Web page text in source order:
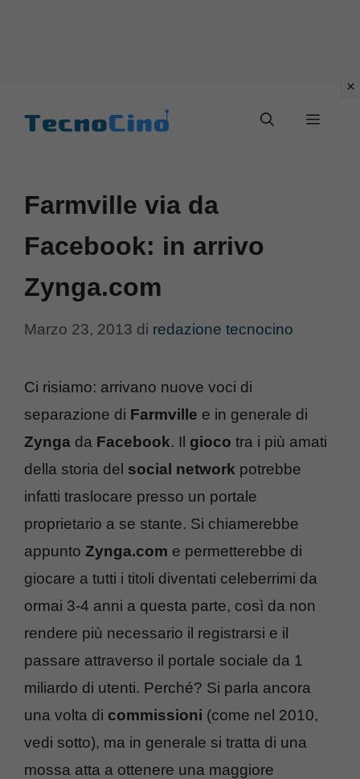
Menu
Farmville via da
Facebook: in arrivo
Zynga.com
Marzo 23, 2013 di redazione tecnocino
Ci risiamo: arrivano nuove voci di
separazione di Farmville e in generale di
Zynga da Facebook. Il gioco tra i più amati
della storia del social network potrebbe
infatti traslocare presso un portale
proprietario a se stante. Si chiamerebbe
appunto Zynga.com e permetterebbe di
giocare a tutti i titoli diventati celeberrimi da
ormai 3-4 anni a questa parte, così da non
rendere più necessario il registrarsi e il
passare attraverso il portale sociale da 1
miliardo di utenti. Perché? Si parla ancora
una volta di commissioni (come nel 2010,
vedi sotto), ma in generale si tratta di una
mossa atta a ottenere una maggiore